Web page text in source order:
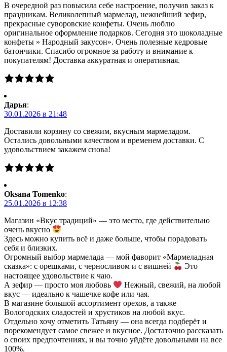
В очередной раз повысила себе настроение, получив заказ к
праздникам. Великолепный мармелад, нежнейший зефир,
прекрасные суворовские конфеты. Очень люблю
оригинальное оформление подарков. Сегодня это шоколадные
конфеты » Народный закусон». Очень полезные кедровые
батончики. Спасибо огромное за работу и внимание к
покупателям! Доставка аккуратная и оперативная.
Дарья:
30.01.2026 в 21:48
Доставили корзину со свежим, вкусным мармеладом.
Остались довольными качеством и временем доставки. С
удовольствием закажем снова!
Oksana Tomenko:
25.01.2026 в 12:38
Магазин «Вкус традиций» — это место, где действительно
очень вкусно
Здесь можно купить всё и даже больше, чтобы порадовать
себя и близких.
Огромный выбор мармелада — мой фаворит «Мармеладная
сказка»: с орешками, с черносливом и с вишней
Это
настоящее удовольствие к чаю.
А зефир — просто моя любовь
Нежный, свежий, на любой
вкус — идеально к чашечке кофе или чая.
В магазине большой ассортимент орехов, а также
Вологодских сладостей и хрустиков на любой вкус.
Отдельно хочу отметить Татьяну — она всегда подберёт и
порекомендует самое свежее и вкусное. Достаточно рассказать
о своих предпочтениях, и вы точно уйдёте довольными на все
100%.